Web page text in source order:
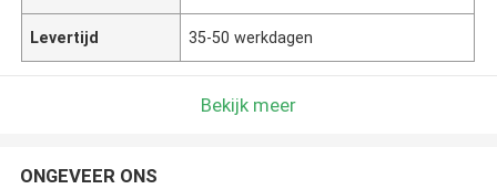
Levertijd 35-50 werkdagen
Bekijk meer
ONGEVEER ONS